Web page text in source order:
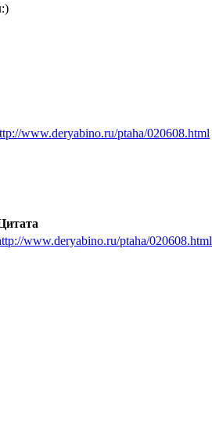
www.deryabino.ru/ptaha/020608.html
www.deryabino.ru/ptaha/020608.html